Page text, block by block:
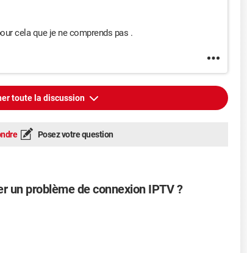
cela que je ne comprends pas .
toute la discussion
Posez votre question
un problème de connexion IPTV ?